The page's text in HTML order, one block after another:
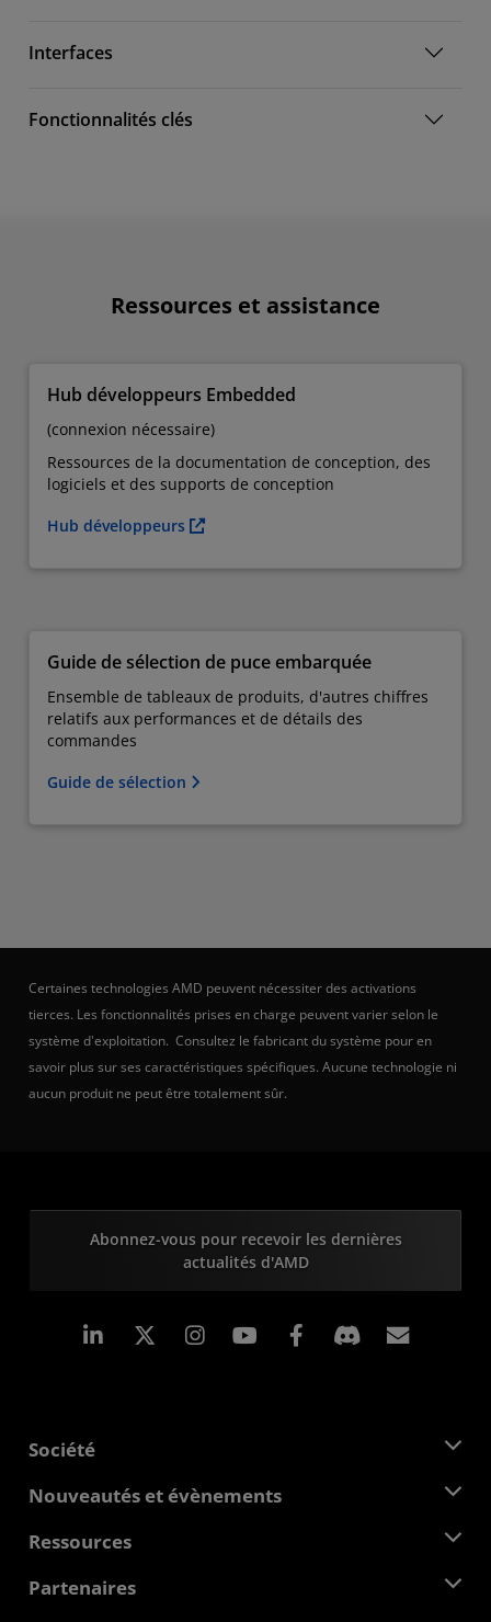
Interfaces
Fonctionnalités clés
Ressources et assistance
Hub développeurs Embedded
(connexion nécessaire)
Ressources de la documentation de conception, des
logiciels et des supports de conception
Hub développeurs
Guide de sélection de puce embarquée
Ensemble de tableaux de produits, d'autres chiffres
relatifs aux performances et de détails des
commandes
Guide de sélection
Certaines technologies AMD peuvent nécessiter des activations
tierces. Les fonctionnalités prises en charge peuvent varier selon le
système d'exploitation. Consultez le fabricant du système pour en
savoir plus sur ses caractéristiques spécifiques. Aucune technologie ni
aucun produit ne peut être totalement sûr.
Abonnez-vous pour recevoir les dernières
actualités d'AMD
LinkedIn Instagram Facebook
Société
À propos d'AMD
Responsabilité d'entreprise
Carrières
Nouveautés et évènements
Salle de presse
Médiathèque
Ressources
Centre pour les développeurs
Partenaires